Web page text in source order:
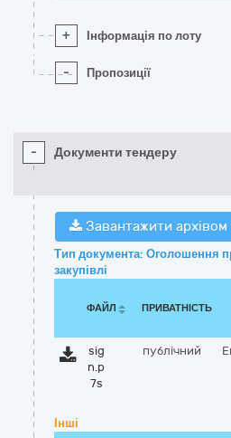
+ Інформація по лоту
- Пропозиції
- Документи тендеру
Завантажити архівом
Тип документа: Оголошення
закупівлі
ФАЙЛ ПРИВАТНІСТЬ
sig
n.p
7s
публічний
Інші